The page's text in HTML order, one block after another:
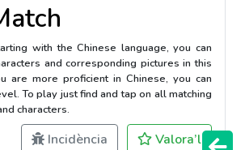
with the Chinese language, you can
and corresponding pictures in this
are more proficient in Chinese, you can
To play just find and tap on all matching
characters.
Incidència Valora’l